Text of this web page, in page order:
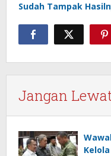
Sudah Tampak
Jangan